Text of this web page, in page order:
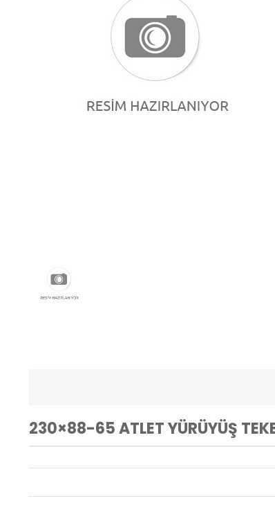
230×88-65 ATLET YÜRÜYÜŞ